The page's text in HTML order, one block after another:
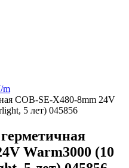
m
COB-SE-X480-8mm 24V
5 лет) 045856
Warm3000 (10